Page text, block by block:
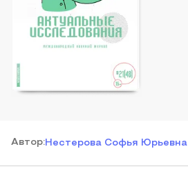
Автор:Нестерова Софья Юрьевна